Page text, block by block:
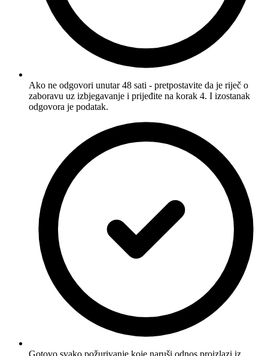
Ako ne odgovori unutar 48 sati - pretpostavite da je riječ o
zaboravu uz izbjegavanje i prijeđite na korak 4. I izostanak
odgovora je podatak.